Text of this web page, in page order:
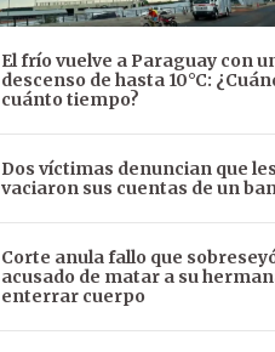
El frío vuelve a Paraguay con
descenso de hasta 10°C:
cuánto tiempo?
Dos víctimas denuncian que les
vaciaron sus cuentas de un
Corte anula fallo que
acusado de matar a su
enterrar cuerpo